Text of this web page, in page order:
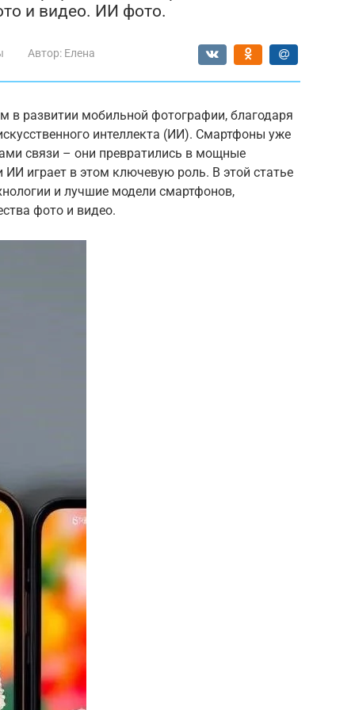
и видео. ИИ фото.
Автор: Елена
в развитии мобильной фотографии, благодаря
интеллекта (ИИ). Смартфоны уже
связи – они превратились в мощные
ИИ играет в этом ключевую роль. В этой статье
и лучшие модели смартфонов,
фото и видео.